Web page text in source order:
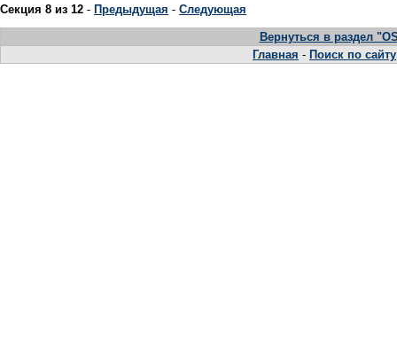
Секция 8 из 12 - Предыдущая - Следующая
Вернуться в раздел
Главная - Поиск по сайту